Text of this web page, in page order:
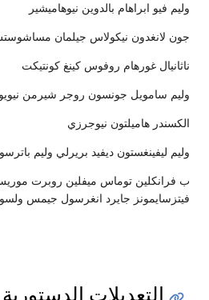
وليم فيو ابراهام بالدوين نيوهاميشير
جون لانغدون نيكولاس جيلمان
ناثانيال غورهام روفوس كينغ كونتيكت
وليم سامويل جونسون روجر شيرمن
الكسندر هاميلتون نيوجرزي
وليم ليفينغستون ديفيد بريرلي وليم
ب فرانكلين توماس ميفلين روبرت
فيتزسايمونز جايرد انغرسول جيمس
التعديلات الدستورية